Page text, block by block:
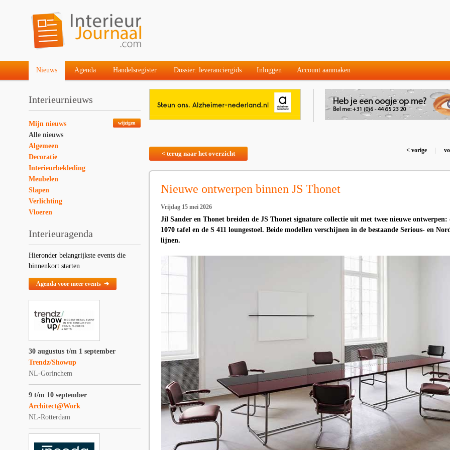
Nieuws Agenda Handelsregister Dossier: leveranciergids Inloggen Account aanmaken
Interieurnieuws
wijzigen
Mijn nieuws
Alle nieuws
Algemeen
Decoratie
Interieurbekleding
Meubelen
Slapen
Verlichting
Vloeren
Interieuragenda
Hieronder belangrijkste events die
binnenkort starten
Agenda voor meer events ➔
30 augustus t/m 1 september
Trendz/Showup
NL-Gorinchem
9 t/m 10 september
Architect@Work
NL-Rotterdam
< terug naar het overzicht < vorige
Nieuwe ontwerpen binnen JS Thonet
Vrijdag 15 mei 2026
Jil Sander en Thonet breiden de JS Thonet signature collectie uit met twee nieuwe ontwerpen:
1070 tafel en de S 411 loungestoel. Beide modellen verschijnen in de bestaande Serious- en
lijnen.